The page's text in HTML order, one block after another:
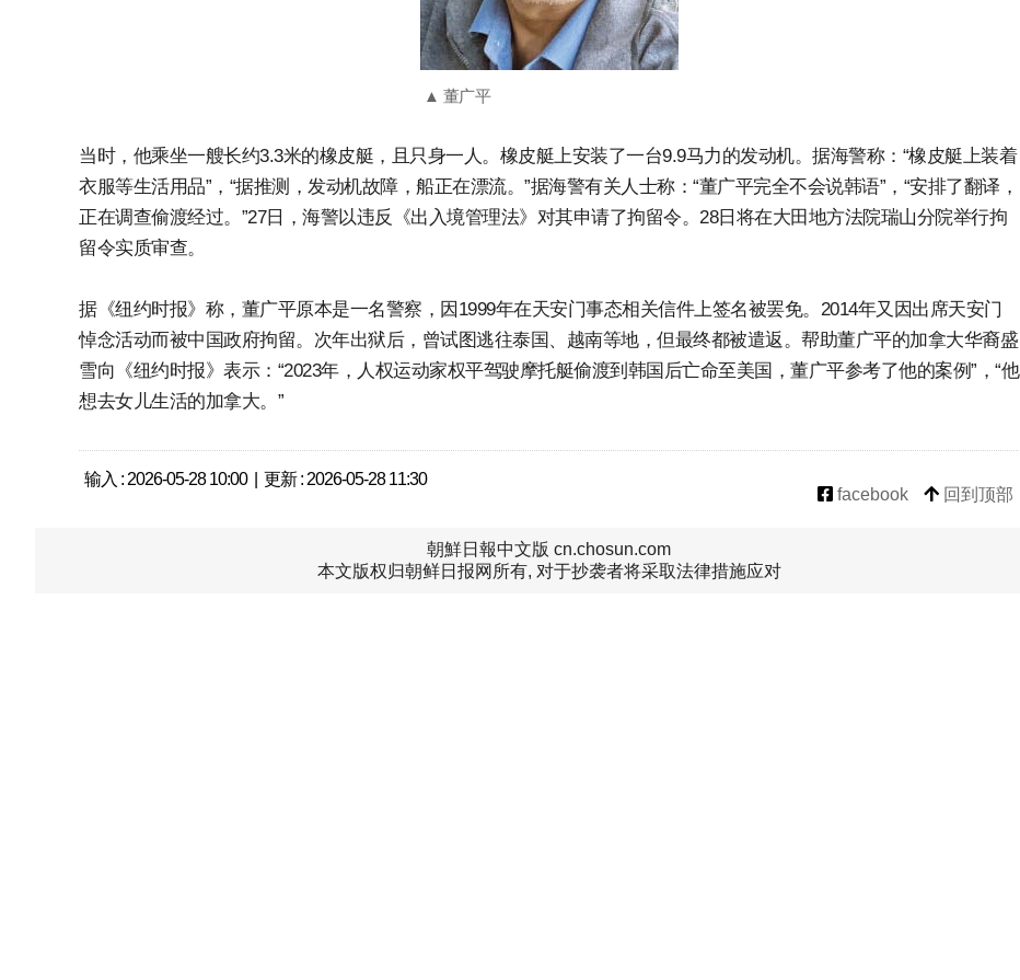
▲ 董广平
当时，他乘坐一艘长约3.3米的橡皮艇，且只身一人。橡皮艇上安装了一台9.9马力的发动机。据海警称：“橡皮艇上装着
衣服等生活用品”，“据推测，发动机故障，船正在漂流。”据海警有关人士称：“董广平完全不会说韩语”，“安排了翻译，
正在调查偷渡经过。”27日，海警以违反《出入境管理法》对其申请了拘留令。28日将在大田地方法院瑞山分院举行拘
留令实质审查。
据《纽约时报》称，董广平原本是一名警察，因1999年在天安门事态相关信件上签名被罢免。2014年又因出席天安门
悼念活动而被中国政府拘留。次年出狱后，曾试图逃往泰国、越南等地，但最终都被遣返。帮助董广平的加拿大华裔盛
雪向《纽约时报》表示：“2023年，人权运动家权平驾驶摩托艇偷渡到韩国后亡命至美国，董广平参考了他的案例”，“他
想去女儿生活的加拿大。”
输入 : 2026-05-28 10:00 | 更新 : 2026-05-28 11:30
facebook
回到顶部
朝鮮日報中文版 cn.chosun.com
本文版权归朝鲜日报网所有, 对于抄袭者将采取法律措施应对